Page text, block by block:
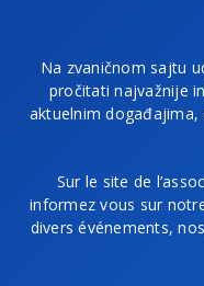
Na zvaničnom sajtu
pročitati najvažnije
aktuelnim događajima,
Sur le site de
informez vous sur
divers événements,